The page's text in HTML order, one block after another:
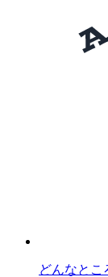
どんなとこ